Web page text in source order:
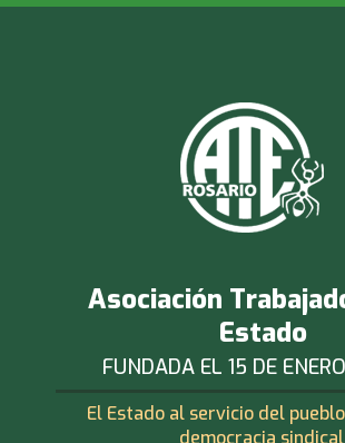
Asociación
Estado
FUNDADA EL 15 DE
El Estado al servicio del